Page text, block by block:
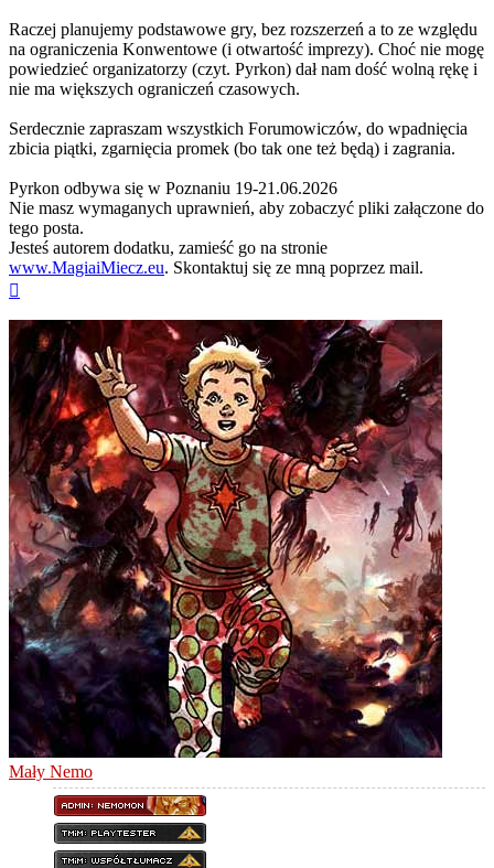
Raczej planujemy podstawowe gry, bez rozszerzeń a to ze względu
na ograniczenia Konwentowe (i otwartość imprezy). Choć nie mogę
powiedzieć organizatorzy (czyt. Pyrkon) dał nam dość wolną rękę i
nie ma większych ograniczeń czasowych.
Serdecznie zapraszam wszystkich Forumowiczów, do wpadnięcia
zbicia piątki, zgarnięcia promek (bo tak one też będą) i zagrania.
Pyrkon odbywa się w Poznaniu 19-21.06.2026
Nie masz wymaganych uprawnień, aby zobaczyć pliki załączone do
tego posta.
Jesteś autorem dodatku, zamieść go na stronie
www.MagiaiMiecz.eu. Skontaktuj się ze mną poprzez mail.
Mały Nemo